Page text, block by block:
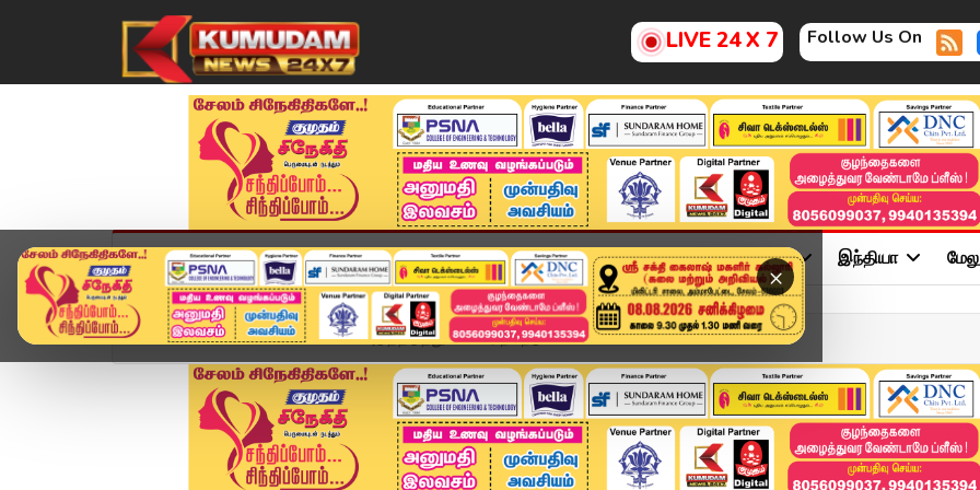
LIVE 24 X 7 Follow Us On
×
முகப்பு விளையாட்டு அண்மை தமிழ்நாடு சினிமா அரசியல் விளையாட்டு இந்தியா
Home உலகம் வெனிசுலாவில் அடுத்தடுத்து பயங்கர நிலநடுக்கம்: 1...